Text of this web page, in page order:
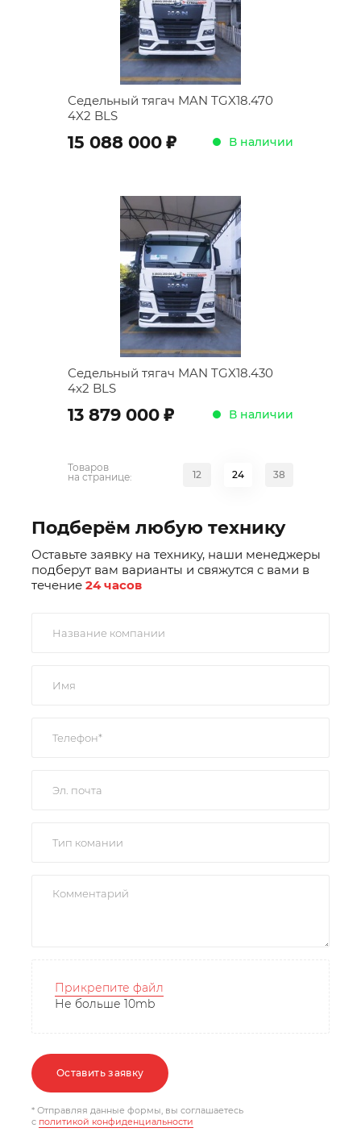
Седельный тягач MAN TGX18.470
4X2 BLS
15 088 000 ; В наличии
Седельный тягач MAN TGX18.430
4x2 BLS
13 879 000 ; В наличии
Товаров
на странице:
12 24 38
Подберём любую технику
Оставьте заявку на технику, наши менеджеры
подберут вам варианты и свяжутся с вами в
течение 24 часов
Прикрепите файл
Не больше 10mb
Оставить заявку
* Отправляя данные формы, вы соглашаетесь
c политикой конфиденциальности